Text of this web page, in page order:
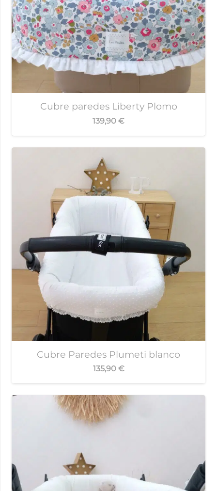
Cubre paredes Liberty Plomo
139,90 €
Cubre Paredes Plumeti blanco
135,90 €